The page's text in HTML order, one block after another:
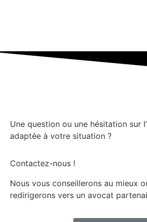
Une question ou une hésitation sur
adaptée à votre situation ?
Contactez-nous !
Nous vous conseillerons au mieux
redirigerons vers un avocat